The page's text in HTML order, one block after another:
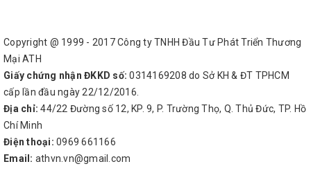
Copyright @ 1999 - 2017 Công ty TNHH Đầu Tư Phát Triển Thương
Mại ATH
Giấy chứng nhận ĐKKD số: 0314169208 do Sở KH & ĐT TPHCM
cấp lần đầu ngày 22/12/2016.
Địa chỉ: 44/22 Đường số 12, KP. 9, P. Trường Thọ, Q. Thủ Đức, TP. Hồ
Chí Minh
Điện thoại: 0969 661166
Email: athvn.vn@gmail.com